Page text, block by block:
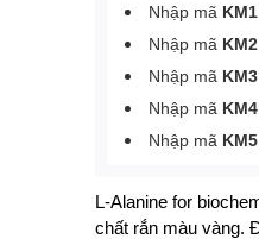
Nhập mã KM1
Nhập mã KM2
Nhập mã KM3
Nhập mã KM4
Nhập mã KM5
L-Alanine for
chất rắn màu vàng.